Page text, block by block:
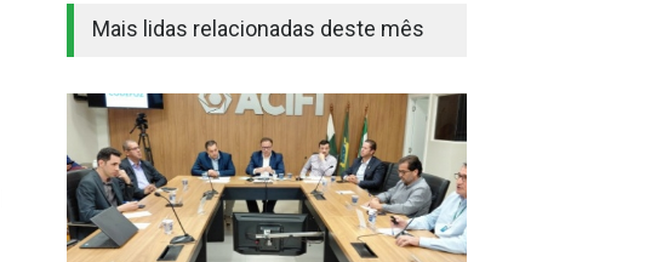
Mais lidas relacionadas deste mês